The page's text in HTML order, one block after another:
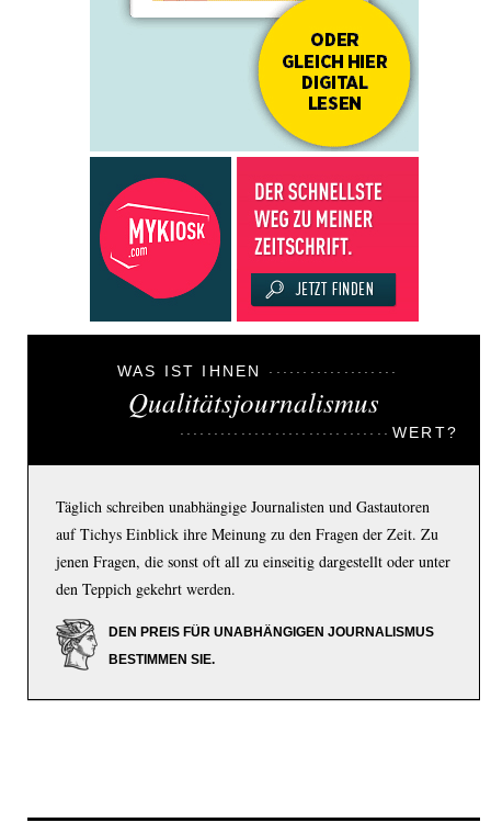
WAS IST IHNEN
Qualitätsjournalismus
WERT?
Täglich schreiben unabhängige Journalisten und Gastautoren
auf Tichys Einblick ihre Meinung zu den Fragen der Zeit. Zu
jenen Fragen, die sonst oft all zu einseitig dargestellt oder unter
den Teppich gekehrt werden.
DEN PREIS FÜR UNABHÄNGIGEN JOURNALISMUS
BESTIMMEN SIE.